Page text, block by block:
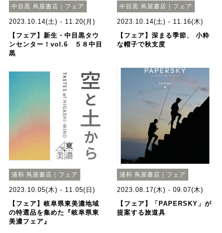
中目黒 蔦屋書店｜フェア
2023.10.14(土) - 11.20(月)
【フェア】新生・中目黒タウ
ンセンター！vol.6 ５８中目
黒
中目黒 蔦屋書店｜フェア
2023.10.14(土) - 11.16(木)
【フェア】深まる季節、 小粋
な帽子で秋支度
浦和 蔦屋書店｜フェア
2023.10.05(木) - 11.05(日)
【フェア】岐阜県東美濃地域
の特選品を集めた『岐阜県東
美濃フェア』
浦和 蔦屋書店｜フェア
2023.08.17(木) - 09.07(木)
【フェア】「PAPERSKY」が
提案する旅道具